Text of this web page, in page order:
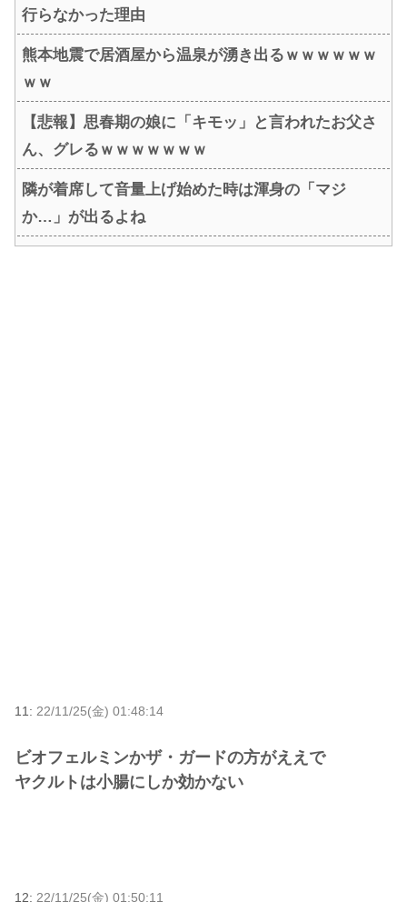
行らなかった理由
熊本地震で居酒屋から温泉が湧き出るｗｗｗｗｗｗ
ｗｗ
【悲報】思春期の娘に「キモッ」と言われたお父さ
ん、グレるｗｗｗｗｗｗｗ
隣が着席して音量上げ始めた時は渾身の「マジ
か…」が出るよね
11: 22/11/25(金) 01:48:14
ビオフェルミンかザ・ガードの方がええで
ヤクルトは小腸にしか効かない
12: 22/11/25(金) 01:50:11